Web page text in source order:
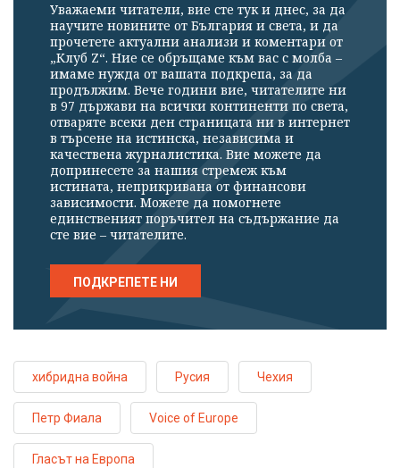
Уважаеми читатели, вие сте тук и днес, за да
научите новините от България и света, и да
прочетете актуални анализи и коментари от
„Клуб Z“. Ние се обръщаме към вас с молба –
имаме нужда от вашата подкрепа, за да
продължим. Вече години вие, читателите ни
в 97 държави на всички континенти по света,
отваряте всеки ден страницата ни в интернет
в търсене на истинска, независима и
качествена журналистика. Вие можете да
допринесете за нашия стремеж към
истината, неприкривана от финансови
зависимости. Можете да помогнете
единственият поръчител на съдържание да
сте вие – читателите.
ПОДКРЕПЕТЕ НИ
хибридна война Русия Чехия
Петр Фиала Voice of Europe
Гласът на Европа